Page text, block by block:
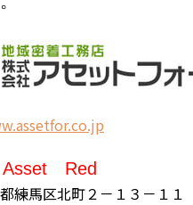
Asset Red
練馬区北町２－１３－１１